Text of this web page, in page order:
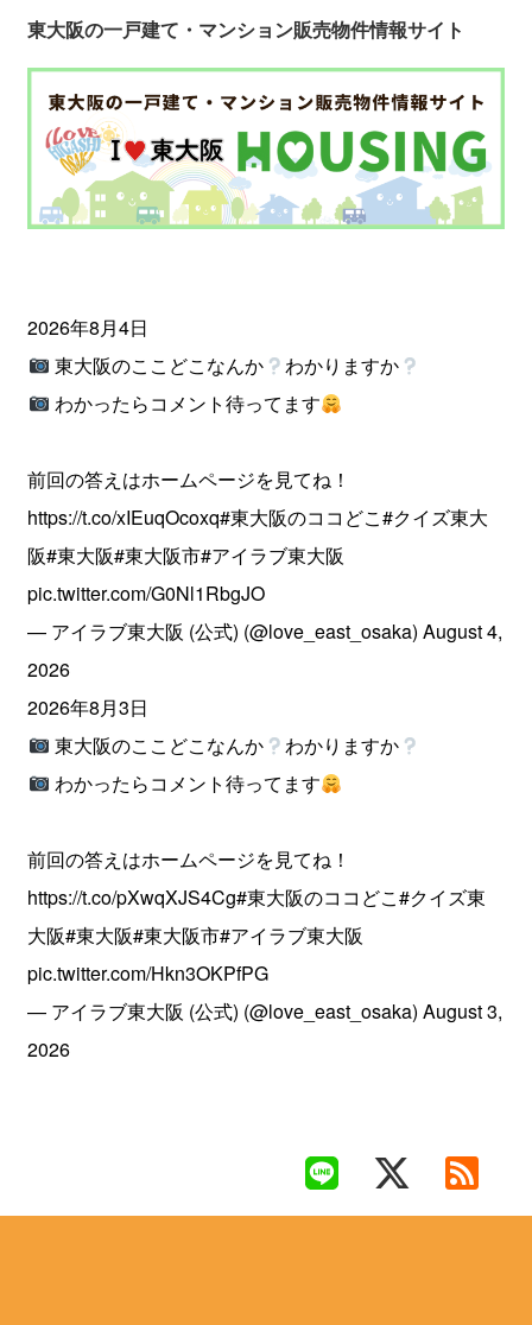
東大阪の一戸建て・マンション販売物件情報サイト
2026年8月4日
東大阪のここどこなんか
わかりますか
わかったらコメント待ってます
前回の答えはホームページを見てね！
https://t.co/xIEuqOcoxq#東大阪のココどこ#クイズ東大
阪#東大阪#東大阪市#アイラブ東大阪
pic.twitter.com/G0Nl1RbgJO
— アイラブ東大阪 (公式) (@love_east_osaka)August 4,
2026
2026年8月3日
東大阪のここどこなんか
わかりますか
わかったらコメント待ってます
前回の答えはホームページを見てね！
https://t.co/pXwqXJS4Cg#東大阪のココどこ#クイズ東
大阪#東大阪#東大阪市#アイラブ東大阪
pic.twitter.com/Hkn3OKPfPG
— アイラブ東大阪 (公式) (@love_east_osaka)August 3,
2026